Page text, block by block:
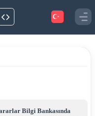
Bilgi Bankasında